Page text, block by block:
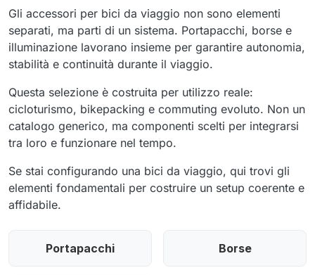
Gli accessori per bici da viaggio non sono elementi
separati, ma parti di un sistema. Portapacchi, borse e
illuminazione lavorano insieme per garantire autonomia,
stabilità e continuità durante il viaggio.
Questa selezione è costruita per utilizzo reale:
cicloturismo, bikepacking e commuting evoluto. Non un
catalogo generico, ma componenti scelti per integrarsi
tra loro e funzionare nel tempo.
Se stai configurando una bici da viaggio, qui trovi gli
elementi fondamentali per costruire un setup coerente e
affidabile.
Portapacchi Borse